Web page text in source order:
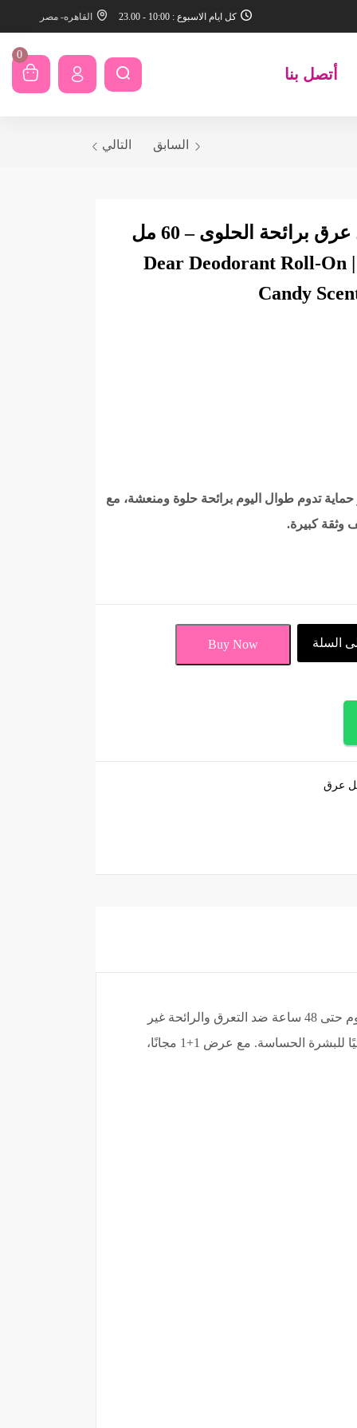
كل ايام الاسبوع : 10:00 - 23.00 القاهره- مصر
أتصل بنا
0
السابق التالي
دير رول أون مزيل عرق برائحة الحلوى – 60 مل
(عرض 1+1 مجانًا) | Dear Deodorant Roll-On
Candy
تدوم طوال اليوم برائحة حلوة ومنعشة، مع
السلة Buy Now
عرق
. تركيبته الخفيفة توفر لك حماية تدوم حتى 48 ساعة ضد التعرق والرائحة غير
المرغوب فيها، بينما تضفي لمسة حلوة وعطرية تجعل يومك أكثر انتعاشًا. خالي من الكحول والبارابين، مما يجعله مثاليًا للبشرة الحساسة. مع عرض 1+1 مجانًا،